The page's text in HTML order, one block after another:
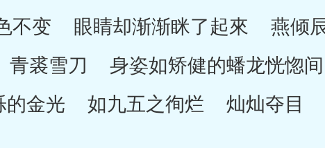
变 眼睛却渐渐眯了起來 燕倾
裘雪刀 身姿如矫健的蟠龙恍惚
的金光 如九五之徇烂 灿灿夺目